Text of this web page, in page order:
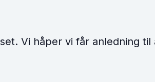
Vi håper vi får anledning til